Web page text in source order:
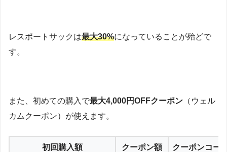
レスポートサックは最大30%になっていることが殆どで
す。
また、初めての購入で最大4,000円OFFクーポン （ウェル
カムクーポン）が使えます。
初回購入額 クーポン額 クーポンコー